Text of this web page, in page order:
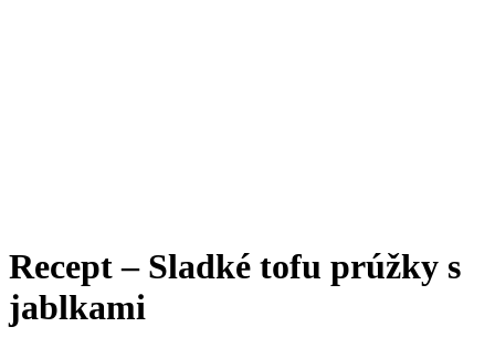
Recept – Sladké tofu prúžky s
jablkami